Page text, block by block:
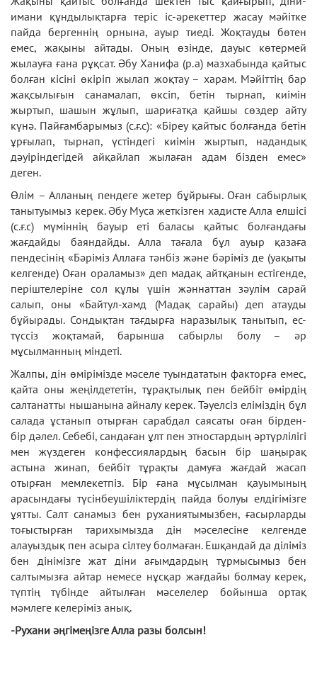
имани құндылықтарға теріс іс-әрекеттер жасау мәйітке
пайда бергеннің орнына, ауыр тиеді. Жоқтауды бөтен
емес, жақыны айтады. Оның өзінде, дауыс көтермей
жылауға ғана рұқсат. Әбу Ханифа (р.а) мазхабында қайтыс
болған кісіні өкіріп жылап жоқтау – харам. Мәйіттің бар
жақсылығын санамалап, өксіп, бетін тырнап, киімін
жыртып, шашын жұлып, шариғатқа қайшы сөздер айту
күнә. Пайғамбарымыз (с.ғ.с): «Біреу қайтыс болғанда бетін
ұрғылап, тырнап, үстіндегі киімін жыртып, надандық
дәуіріндегідей айқайлап жылаған адам бізден емес»
деген.
Өлім – Алланың пендеге жетер бұйрығы. Оған сабырлық
танытуымыз керек. Әбу Муса жеткізген хадисте Алла елшісі
(с.ғ.с) мүміннің бауыр еті баласы қайтыс болғандағы
жағдайды баяндайды. Алла тағала бұл ауыр қазаға
пендесінің «Бәріміз Аллаға тәнбіз және бәріміз де (уақыты
келгенде) Оған ораламыз» деп мадақ айтқанын естігенде,
періштелеріне сол құлы үшін жәннаттан зәулім сарай
салып, оны «Байтул-хамд (Мадақ сарайы) деп атауды
бұйырады. Сондықтан тағдырға наразылық танытып, ес-
түссіз жоқтамай, барынша сабырлы болу – әр
мұсылманның міндеті.
Жалпы, дін өмірімізде мәселе туындататын факторға емес,
қайта оны жеңілдететін, тұрақтылық пен бейбіт өмірдің
салтанатты нышанына айналу керек. Тәуелсіз еліміздің бұл
салада ұстанып отырған сарабдал саясаты оған бірден-
бір дәлел. Себебі, сандаған ұлт пен этностардың әртүрлілігі
мен жүздеген конфессиялардың басын бір шаңырақ
астына жинап, бейбіт тұрақты дамуға жағдай жасап
отырған мемлекетпіз. Бір ғана мұсылман қауымының
арасындағы түсінбеушіліктердің пайда болуы елдігімізге
ұятты. Салт санамыз бен руханиятымызбен, ғасырларды
тоғыстырған тарихымызда дін мәселесіне келгенде
алауыздық пен асыра сілтеу болмаған. Ешқандай да діліміз
бен дінімізге жат діни ағымдардың тұрмысымыз бен
салтымызға айтар немесе нұсқар жағдайы болмау керек,
түптің түбінде айтылған мәселелер бойынша ортақ
мәмлеге келеріміз анық.
-Рухани әңгімеңізге Алла разы болсын!